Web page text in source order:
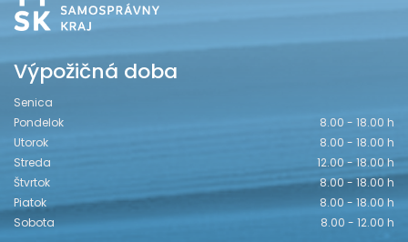
Výpožičná doba
Senica
Pondelok
8.00 - 18.00 h
Utorok
8.00 - 18.00 h
Streda
12.00 - 18.00 h
Štvrtok
8.00 - 18.00 h
Piatok
8.00 - 18.00 h
Sobota
8.00 - 12.00 h